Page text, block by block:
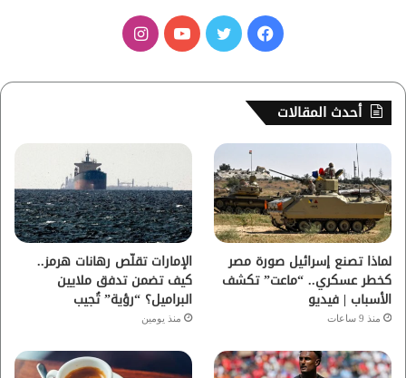
س
ب
و
ك
ر
ي
و
ب
ت
ق
ر
ا
م
أحدث المقالات
لماذا تصنع إسرائيل صورة مصر
كخطر عسكري.. “ماعت” تكشف
الأسباب | فيديو
منذ 9 ساعات
الإمارات تقلّص رهانات هرمز..
كيف تضمن تدفق ملايين
البراميل؟ “رؤية” تُجيب
منذ يومين